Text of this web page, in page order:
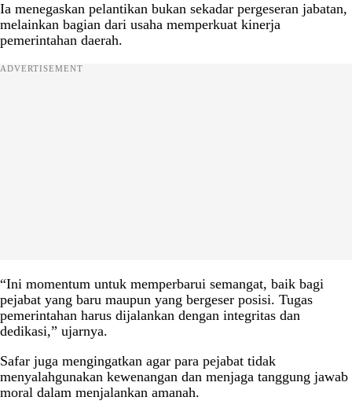
Ia menegaskan pelantikan bukan sekadar pergeseran jabatan,
melainkan bagian dari usaha memperkuat kinerja
pemerintahan daerah.
ADVERTISEMENT
“Ini momentum untuk memperbarui semangat, baik bagi
pejabat yang baru maupun yang bergeser posisi. Tugas
pemerintahan harus dijalankan dengan integritas dan
dedikasi,” ujarnya.
Safar juga mengingatkan agar para pejabat tidak
menyalahgunakan kewenangan dan menjaga tanggung jawab
moral dalam menjalankan amanah.